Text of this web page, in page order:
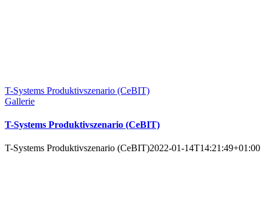
T-Systems Produktivszenario (CeBIT)
Gallerie
T-Systems Produktivszenario (CeBIT)
T-Systems Produktivszenario (CeBIT)2022-01-14T14:21:49+01:00